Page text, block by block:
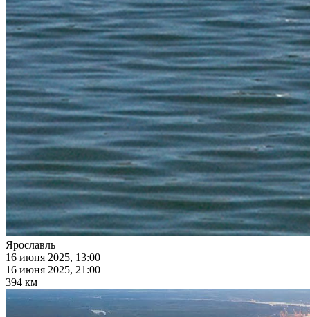
Ярославль
16 июня 2025, 13:00
16 июня 2025, 21:00
394 км